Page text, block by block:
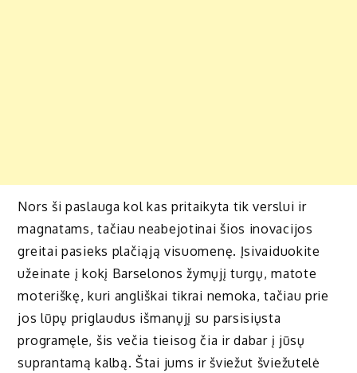
Nors ši paslauga kol kas pritaikyta tik verslui ir
magnatams, tačiau neabejotinai šios inovacijos
greitai pasieks plačiąją visuomenę. Įsivaiduokite
užeinate į kokį Barselonos žymųjį turgų, matote
moteriškę, kuri angliškai tikrai nemoka, tačiau prie
jos lūpų priglaudus išmanųjį su parsisiųsta
programęle, šis večia tieisog čia ir dabar į jūsų
suprantamą kalbą. Štai jums ir šviežut šviežutelė